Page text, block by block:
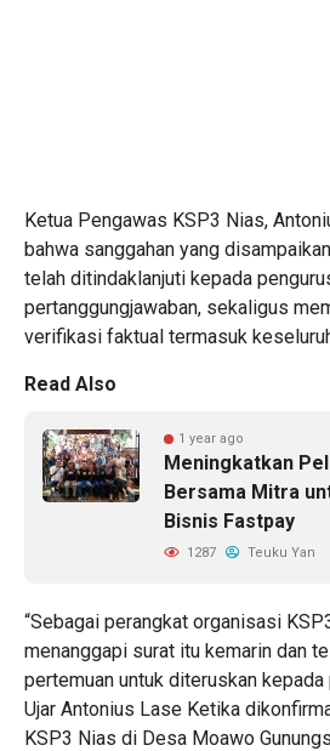
Ketua Pengawas KSP3 Nias,
bahwa sanggahan yang
telah ditindaklanjuti kepada
pertanggungjawaban, sekaligus
verifikasi faktual termasuk
Read Also
1 year ago
Meningkatkan
Bersama Mitra
Bisnis Fastpay
1287 Teuku Yan
“Sebagai perangkat organisasi
menanggapi surat itu kemarin dan
pertemuan untuk diteruskan kepada
Ujar Antonius Lase Ketika
KSP3 Nias di Desa Moawo